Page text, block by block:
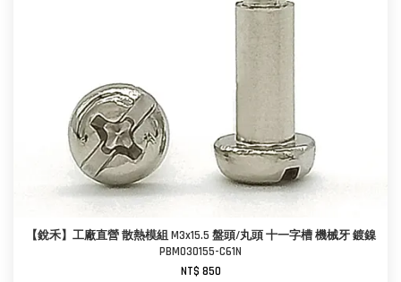
【銳禾】工廠直營 散熱模組 M3x15.5 盤頭/丸頭 十一字槽 機械牙 鍍鎳
PBM030155-C61N
NT$ 850